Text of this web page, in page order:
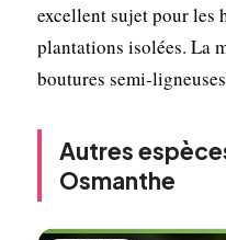
excellent sujet pour les
plantations isolées. La
boutures semi-
Autres
Osmanthe